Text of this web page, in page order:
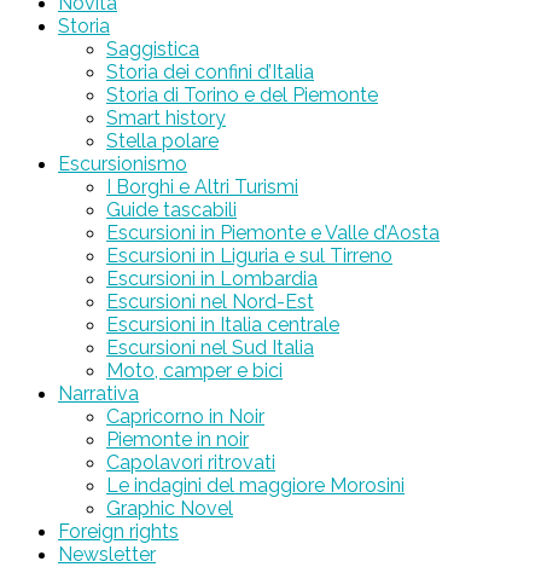
Storia
Saggistica
Storia dei confini d’Italia
Storia di Torino e del Piemonte
Smart history
Stella polare
Escursionismo
I Borghi e Altri Turismi
Guide tascabili
Escursioni in Piemonte e Valle d’Aosta
Escursioni in Liguria e sul Tirreno
Escursioni in Lombardia
Escursioni nel Nord-Est
Escursioni in Italia centrale
Escursioni nel Sud Italia
Moto, camper e bici
Narrativa
Capricorno in Noir
Piemonte in noir
Capolavori ritrovati
Le indagini del maggiore Morosini
Graphic Novel
Foreign rights
Newsletter